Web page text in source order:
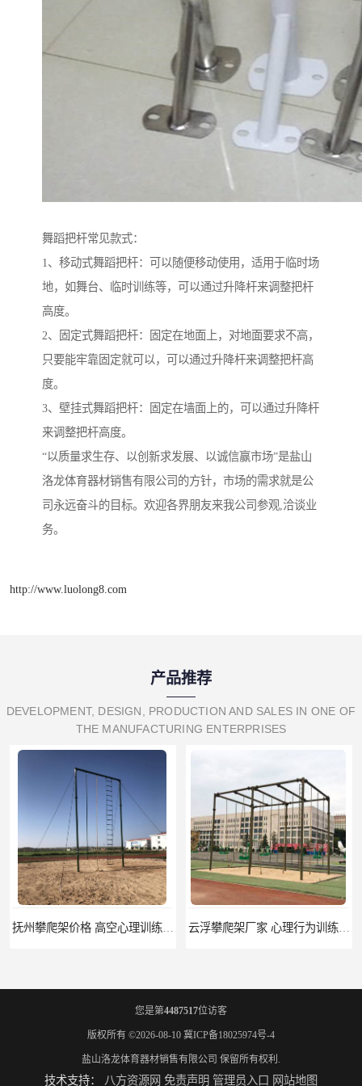
舞蹈把杆常见款式：
1、移动式舞蹈把杆：可以随便移动使用，适用于临时场
地，如舞台、临时训练等，可以通过升降杆来调整把杆
高度。
2、固定式舞蹈把杆：固定在地面上，对地面要求不高，
只要能牢靠固定就可以，可以通过升降杆来调整把杆高
度。
3、壁挂式舞蹈把杆：固定在墙面上的，可以通过升降杆
来调整把杆高度。
“以质量求生存、以创新求发展、以诚信赢市场”是盐山
洛龙体育器材销售有限公司的方针，市场的需求就是公
司永远奋斗的目标。欢迎各界朋友来我公司参观,洽谈业
务。
http://www.luolong8.com
产品推荐
DEVELOPMENT, DESIGN, PRODUCTION AND SALES IN ONE OF
THE MANUFACTURING ENTERPRISES
您是第4487517位访客
版权所有 ©2026-08-10 冀ICP备18025974号-4
盐山洛龙体育器材销售有限公司 保留所有权利.
技术支持： 八方资源网 免责声明 管理员入口 网站地图